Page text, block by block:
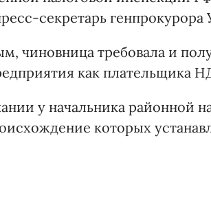
секретарь генпрокурора
чиновница требовала и
как плательщика
у начальника районной
которых